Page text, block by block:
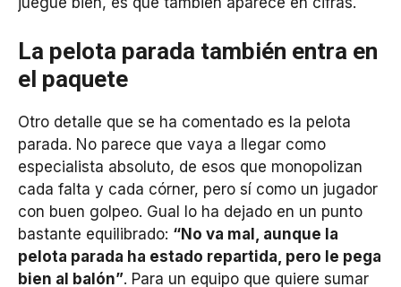
La pelota parada también entra en
el paquete
Otro detalle que se ha comentado es la pelota
parada. No parece que vaya a llegar como
especialista absoluto, de esos que monopolizan
cada falta y cada córner, pero sí como un jugador
con buen golpeo. Gual lo ha dejado en un punto
bastante equilibrado: “No va mal, aunque la
pelota parada ha estado repartida, pero le pega
bien al balón”. Para un equipo que quiere sumar